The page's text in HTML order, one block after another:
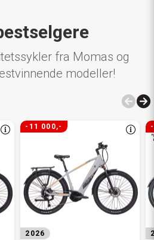
fra Momas og
modeller!
-11 000,-
2026